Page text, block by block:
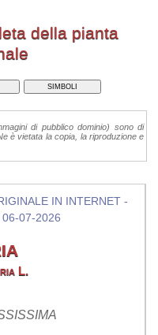
della pianta
SIMBOLI
di pubblico dominio) sono di
è vietata la copia, la riproduzione e
IN INTERNET -
07-2026
L.